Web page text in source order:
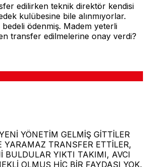
edilirken teknik direktör kendisi
kulübesine bile alınmıyorlar.
ödenmiş. Madem yeterli
transfer edilmelerine onay verdi?
YÖNETİM GELMİŞ GİTTİLER
YARAMAZ TRANSFER ETTİLER,
BULDULAR YIKTI TAKIMI, AVCI
OLMUŞ HİÇ BİR FAYDASI YOK.